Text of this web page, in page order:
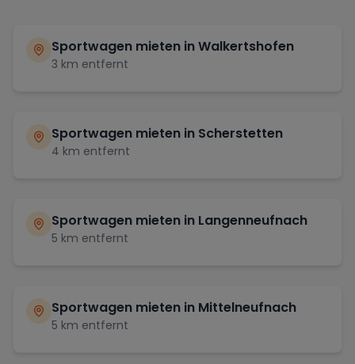
Sportwagen mieten inWalkertshofen
3 km entfernt
Sportwagen mieten in Scherstetten
4 km entfernt
Sportwagen mieten in Langenneufnach
5 km entfernt
Sportwagen mieten in Mittelneufnach
5 km entfernt